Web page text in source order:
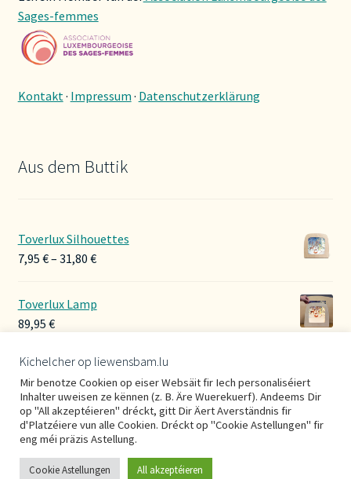
Sages-femmes
Kontakt · Impressum · Datenschutzerklärung
Aus dem Buttik
Toverlux Silhouettes
7,95 €– 31,80 €Preisspanne:
Toverlux Lamp
89,95 €
Hoerbänner Wollwalk
29,00€
Kichelcher op liewensbam.lu
Mir benotze Cookien op eiser Websäit fir Iech personaliséiert
Inhalter uweisen ze kënnen (z. B. Äre Wuerekuerf). Andeems Dir
op "All akzeptéieren" dréckt, gitt Dir Äert Averständnis fir
d'Platzéiere vun alle Cookien. Dréckt op "Cookie Astellungen" fir
eng méi präzis Astellung.
Cookie Astellungen All akzeptéieren